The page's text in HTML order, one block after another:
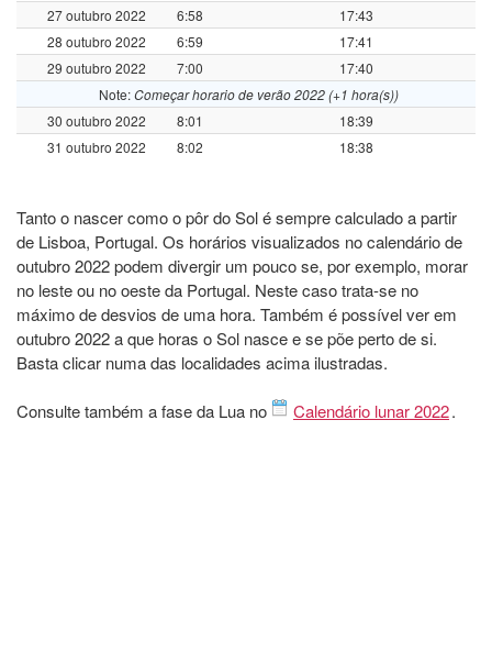
27 outubro 2022
6:58
17:43
28 outubro 2022
6:59
17:41
29 outubro 2022
7:00
17:40
Note:Começar horario de verão 2022 (+1 hora(s))
30 outubro 2022
8:01
18:39
31 outubro 2022
8:02 18:38
Tanto o nascer como o pôr do Sol é sempre calculado a partir
de Lisboa, Portugal. Os horários visualizados no calendário de
outubro 2022 podem divergir um pouco se, por exemplo, morar
no leste ou no oeste da Portugal. Neste caso trata-se no
máximo de desvios de uma hora. Também é possível ver em
outubro 2022 a que horas o Sol nasce e se põe perto de si.
Basta clicar numa das localidades acima ilustradas.
Consulte também a fase da Lua no Calendário lunar 2022.